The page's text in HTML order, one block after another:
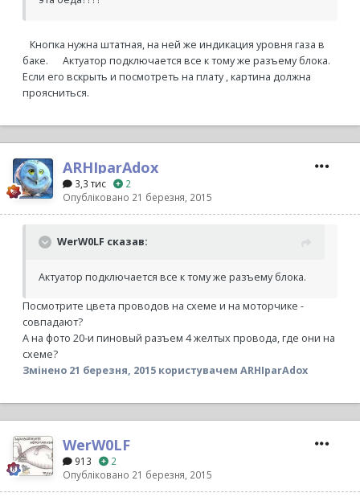
Кнопка нужна штатная, на ней же индикация уровня газа в
баке. Актуатор подключается все к тому же разъему блока.
Если его вскрыть и посмотреть на плату , картина должна
проясниться.
ARHIparAdox
3,3 тис
2
Опубліковано 21 березня, 2015
WerW0LF сказав:
Актуатор подключается все к тому же разъему блока.
Посмотрите цвета проводов на схеме и на моторчике -
совпадают?
А на фото 20-и пиновый разъем 4 желтых провода, где они на
схеме?
Змінено 21 березня, 2015 користувачем ARHIparAdox
WerW0LF
913
2
Опубліковано 21 березня, 2015